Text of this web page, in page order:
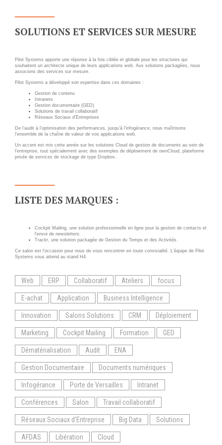
Pour Qui ?
Workshop Cloud
Support et Assistance
Migration
Formation
CLOUD
VOTRE CLOUD PRIVÉ
L’OFFRE CLOUD INFOGÉRÉ
TARIFS D'HÉBERGEMENT
INFRASTRUCTURE
D'HÉBERGEMENT
Notre infrastructure DevOps
Politique de sauvegarde
SLA ET GARANTIES DE
SERVICES
SOLUTIONS
WEB
- RSE
Solutions Collaboratives
Intranet métier
Dév Django SI
Serveur de messagerie
TMA Intranet
RECRUTEMENT
ACTU CLOUD
ACTU TRANSFORMATION
DIGITALE
ACTU PILOT SYSTEMS
ACTU COMMUNAUTÉ
EVÉNEMENTS
SOLUTIONS ET SERVICES SUR MESURE
Pilot Systems apporte une réponse à la fois ciblée et globale pour les structures qui
souhaitent un architecte unique de leurs applications web. Aux solutions packagées, nous
associons des services sur mesure.
Pilot Systems a développé son expertise dans ces domaines :
Gestion de contenu
Intranets
Gestion documentaire (GED)
Solutions de travail collaboratif
Réseaux Sociaux d'Entreprises
De l’audit à l’optimisation des performances, jusqu’à l’infogérance, nous maîtrisons
l’ensemble de la chaîne de valeur de vos applications web.
Un accent est mis cette année sur les solutions Cloud de gestion de documents au sein de
l’entreprise, tout spécialement avec des exemples de déploiement de ownCloud, plateforme
privée de services de stockage de type Dropbox.
LISTE DES MARQUES :
Cockpit Mailing, une solution professionnelle en ligne pour la gestion de contacts et
l'envoi de newsletters.
Trackr, une solution packagée de Gestion du Temps et des Activités.
Ce salon est l'occasion pour nous de vous rencontrer en toute convivialité. L'équipe de Pilot
Systems vous attend au stand H4.
Web ERP Collaboratif Ateliers focus
E-achat Application Business Intelligence
Innovation Salons Solutions CRM Déploiement
Marketing Cockpit Mailing Formation GED
Dématérialisation Audit ENA
Gestion Documentaire Documents numériques
Infogérance Porte de Versailles Intranet
Conférences Salon Travail collaboratif
Réseaux Sociaux d'Entreprise Big Data Solutions
AFDAS Libération Cloud